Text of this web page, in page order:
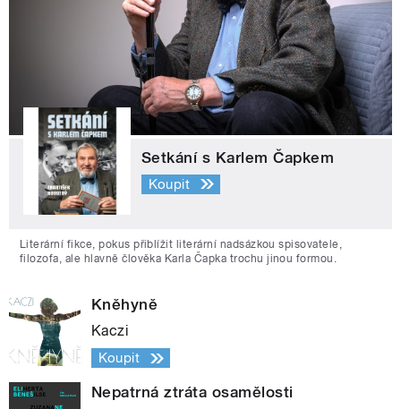
Setkání s Karlem Čapkem
Koupit
Literární fikce, pokus přiblížit literární nadsázkou spisovatele,
filozofa, ale hlavně člověka Karla Čapka trochu jinou formou.
Kněhyně
Kaczi
Koupit
Nepatrná ztráta osamělosti